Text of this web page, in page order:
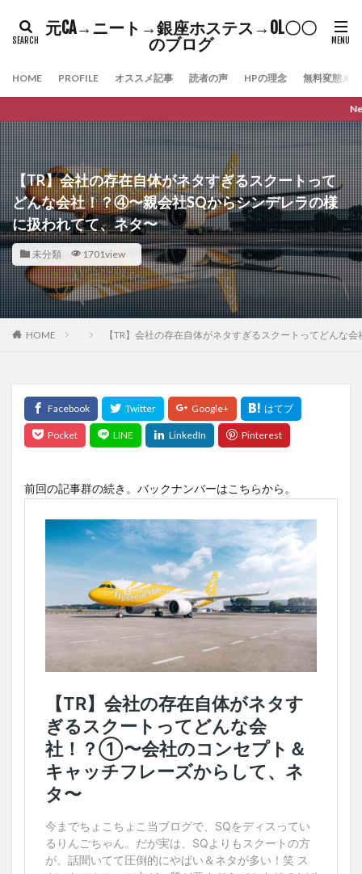
元CA→ニート→銀座ホステス→OL〇〇
のブログ
HOME PROFILE オススメ記事 読者の声 HPの理念 無料変態メ
New Youtube
【TR】会社の存在自体がネタすぎるスクートって
どんな会社！？④〜親会社SQからシンデレラの様
に扱われてて、ネタ〜
未分類 1701view
HOME 【TR】会社の存在自体がネタすぎるスクートってどんな
前回の記事群の続き。バックナンバーはこちらから。